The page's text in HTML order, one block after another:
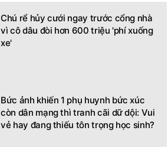
Chú rể hủy cưới ngay trước cổng nhà
vì cô dâu đòi hơn 600 triệu 'phí xuống
xe'
Bức ảnh khiến 1 phụ huynh bức xúc
còn dân mạng thì tranh cãi dữ dội: Vui
vẻ hay đang thiếu tôn trọng học sinh?